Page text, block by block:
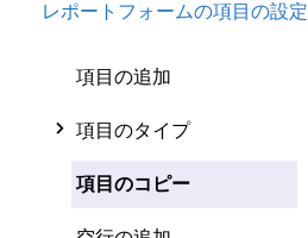
レポートフォームの項目の設定
項目の追加
項目のタイプ
項目のコピー